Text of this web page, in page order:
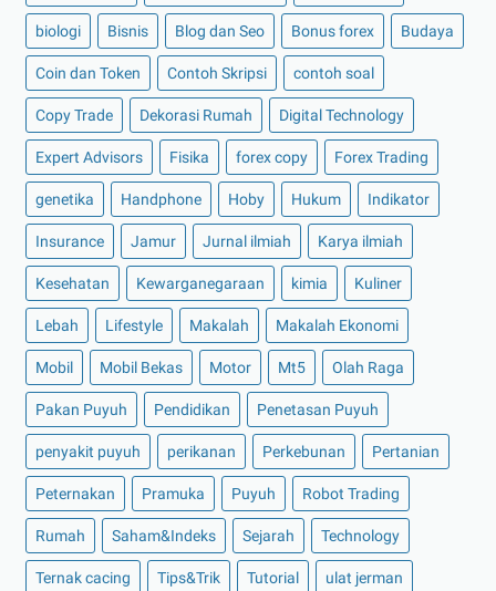
biologi Bisnis Blog dan Seo Bonus forex Budaya
Coin dan Token Contoh Skripsi contoh soal
Copy Trade Dekorasi Rumah Digital Technology
Expert Advisors Fisika forex copy Forex Trading
genetika Handphone Hoby Hukum Indikator
Insurance Jamur Jurnal ilmiah Karya ilmiah
Kesehatan Kewarganegaraan kimia Kuliner
Lebah Lifestyle Makalah Makalah Ekonomi
Mobil Mobil Bekas Motor Mt5 Olah Raga
Pakan Puyuh Pendidikan Penetasan Puyuh
penyakit puyuh perikanan Perkebunan Pertanian
Peternakan Pramuka Puyuh Robot Trading
Rumah Saham&Indeks Sejarah Technology
Ternak cacing Tips&Trik Tutorial ulat jerman